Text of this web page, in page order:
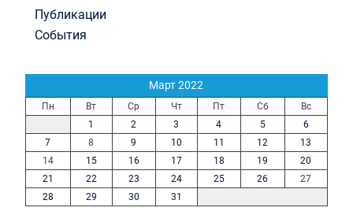
Публикации
События
Март 2022
Пн Вт Ср Чт Пт Сб
Вс
1
2 3 4 5
6
7
8 9 10 11 12
13
14
15 16 17 18 19
20
21
22 23 24 25 26
27
28
29 30 31